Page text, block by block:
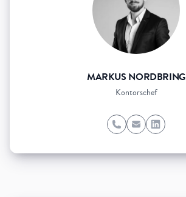
MARKUS NORDBRING
Kontorschef
PhoneEmailLinkedIn